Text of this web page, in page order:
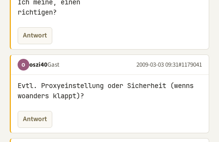
Ich meine, einen
richtigen?
Antwort
O oszi40Gast 2009-03-03 09:31#1179041
Evtl. Proxyeinstellung oder Sicherheit (wenns
woanders klappt)?
Antwort